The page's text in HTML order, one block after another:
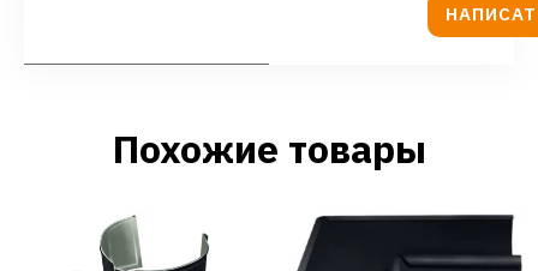
Похожие товары